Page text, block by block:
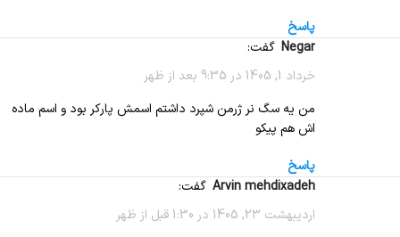
پاسخ
Negar
گفت:
خرداد 1, 1405 در 9:35 بعد از ظهر
من یه سگ نر ژرمن شپرد داشتم اسمش پارکر بود و اسم ماده
اش هم پیکو
پاسخ
Arvin mehdixadeh
گفت:
اردیبهشت 23, 1405 در 1:30 قبل از ظهر